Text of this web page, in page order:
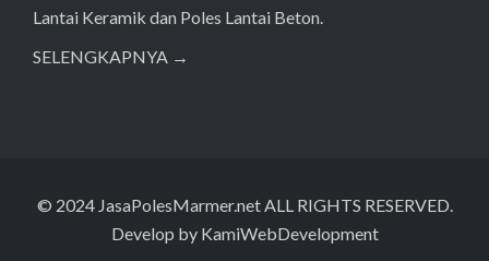
Lantai Keramik dan Poles Lantai Beton.
SELENGKAPNYA →
© 2024 JasaPolesMarmer.netALL RIGHTS RESERVED.
Develop by KamiWebDevelopment